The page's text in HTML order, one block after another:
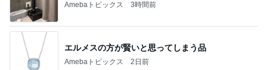
Amebaトピックス 3時間前
エルメスの方が賢いと思ってしまう品
Amebaトピックス 2日前